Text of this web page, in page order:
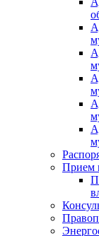
Прием